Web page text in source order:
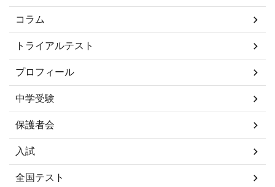
コラム
トライアルテスト
プロフィール
中学受験
保護者会
入試
全国テスト